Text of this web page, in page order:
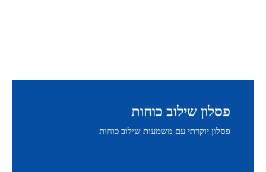
פסלון שילוב כוחות
פסלון יוקרתי עם משמעות שילוב כוחות